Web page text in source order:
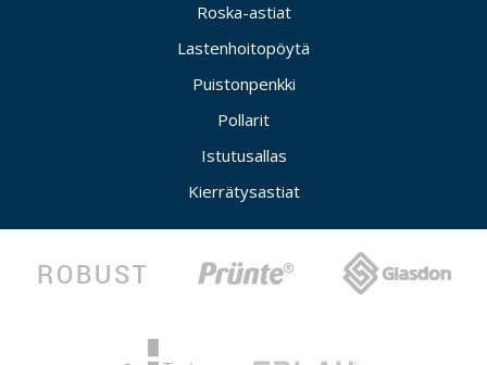
Roska-astiat
Lastenhoitopöytä
Puistonpenkki
Pollarit
Istutusallas
Kierrätysastiat